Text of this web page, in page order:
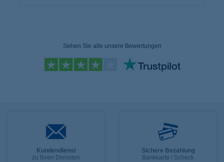
Sehen Sie alle unsere Bewertungen
Kundendienst
zu Ihren Diensten
Sichere Bezahlung
Bankkarte / Scheck